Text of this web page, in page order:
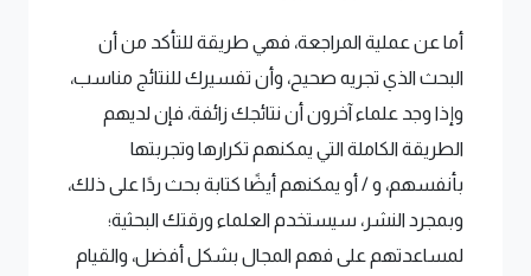
أما عن عملية المراجعة، فهي طريقة للتأكد من أن
البحث الذي تجريه صحيح، وأن تفسيرك للنتائج مناسب،
وإذا وجد علماء آخرون أن نتائجك زائفة، فإن لديهم
الطريقة الكاملة التي يمكنهم تكرارها وتجربتها
بأنفسهم، و / أو يمكنهم أيضًا كتابة بحث ردًا على ذلك،
وبمجرد النشر، سيستخدم العلماء ورقتك البحثية؛
لمساعدتهم على فهم المجال بشكل أفضل، والقيام